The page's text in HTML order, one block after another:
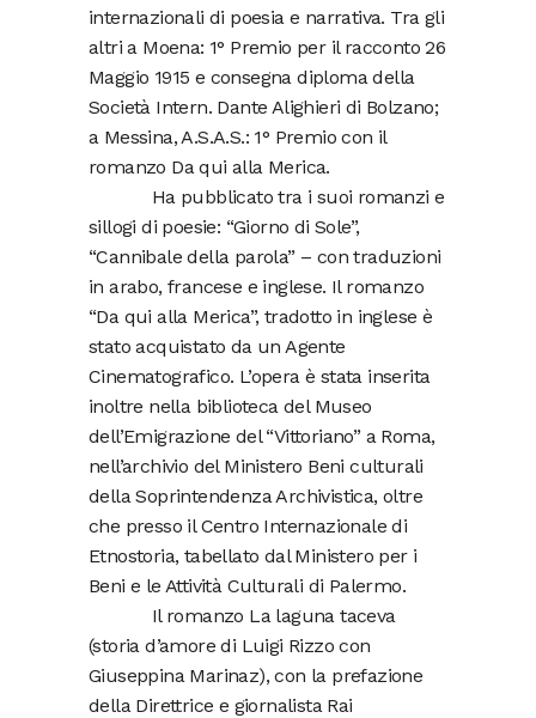
internazionali di poesia e narrativa. Tra gli
altri a Moena: 1° Premio per il racconto 26
Maggio 1915 e consegna diploma della
Società Intern. Dante Alighieri di Bolzano;
a Messina, A.S.A.S.: 1° Premio con il
romanzo Da qui alla Merica.
Ha pubblicato tra i suoi romanzi e
sillogi di poesie: “Giorno di Sole”,
“Cannibale della parola” – con traduzioni
in arabo, francese e inglese. Il romanzo
“Da qui alla Merica”, tradotto in inglese è
stato acquistato da un Agente
Cinematografico. L’opera è stata inserita
inoltre nella biblioteca del Museo
dell’Emigrazione del “Vittoriano” a Roma,
nell’archivio del Ministero Beni culturali
della Soprintendenza Archivistica, oltre
che presso il Centro Internazionale di
Etnostoria, tabellato dal Ministero per i
Beni e le Attività Culturali di Palermo.
Il romanzo La laguna taceva
(storia d’amore di Luigi Rizzo con
Giuseppina Marinaz), con la prefazione
della Direttrice e giornalista Rai